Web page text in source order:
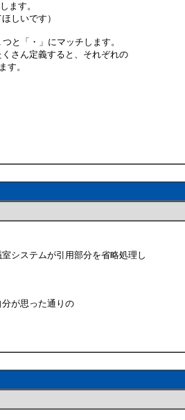
ます。
しいです）
と「・」にマッチします。
さん定義すると、それぞれの
す。
システムが引用部分を省略処理し
が思った通りの